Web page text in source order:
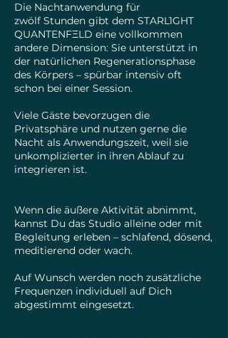
Die Nachtanwendung für
zwölf Stunden gibt dem STARL1GHT
QUANTENFΞLD eine vollkommen
andere Dimension: Sie unterstützt in
der natürlichen Regenerationsphase
des Körpers – spürbar intensiv oft
schon bei einer Session. ​​​
Viele Gäste bevorzugen die
Privatsphäre und nutzen gerne die
Nacht als Anwendungszeit, weil sie
unkomplizierter in ihren Ablauf zu
integrieren ist.​​
Wenn die äußere Aktivität abnimmt,
kannst Du das Studio alleine oder mit
Begleitung erleben – schlafend, dösend,
meditierend oder wach.
Auf Wunsch werden noch zusätzliche
Frequenzen individuell auf Dich
abgestimmt eingesetzt.​​